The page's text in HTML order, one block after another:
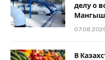
делу о
В